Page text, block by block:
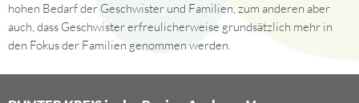
hohen Bedarf der Geschwister und Familien, zum anderen aber
auch, dass Geschwister erfreulicherweise grundsätzlich mehr in
den Fokus der Familien genommen werden.